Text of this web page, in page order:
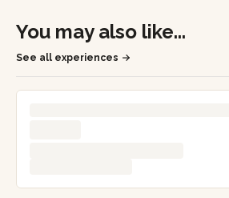
You may also like...
See all experiences